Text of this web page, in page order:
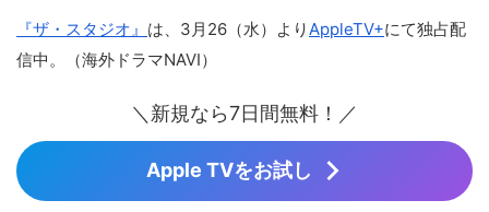
『ザ・スタジオ』 は、3月26（水）より AppleTV+にて独占配
信中。（海外ドラマNAVI）
＼新規なら7日間無料！／
Apple TVをお試し